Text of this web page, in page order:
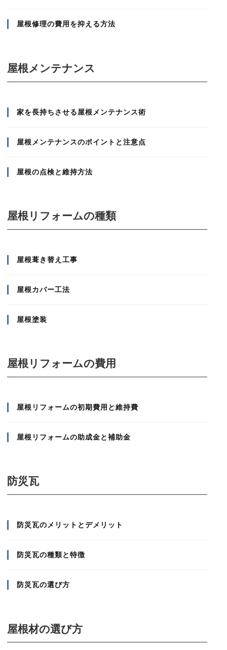
屋根修理の費用を抑える方法
屋根メンテナンス
家を長持ちさせる屋根メンテナンス術
屋根メンテナンスのポイントと注意点
屋根の点検と維持方法
屋根リフォームの種類
屋根葺き替え工事
屋根カバー工法
屋根塗装
屋根リフォームの費用
屋根リフォームの初期費用と維持費
屋根リフォームの助成金と補助金
防災瓦
防災瓦のメリットとデメリット
防災瓦の種類と特徴
防災瓦の選び方
屋根材の選び方